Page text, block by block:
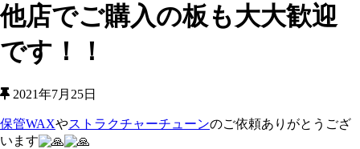
他店でご購入の板も大大歓迎
です！！
2021年7月25日
保管WAXやストラクチャーチューンのご依頼ありがとうござ
います